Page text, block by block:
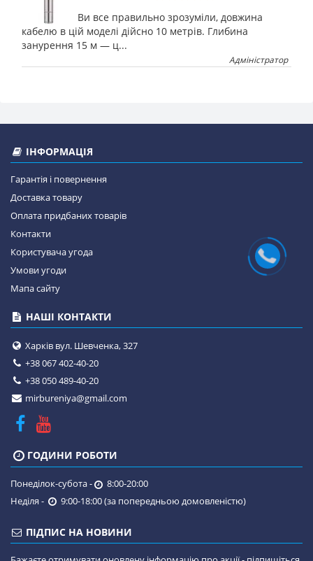
Ви все правильно зрозуміли, довжина
кабелю в цій моделі дійсно 10 метрів. Глибина
занурення 15 м — ц...
Адміністратор
ІНФОРМАЦІЯ
Гарантія і повернення
Доставка товару
Оплата придбаних товарів
Контакти
Користувача угода
Умови угоди
Мапа сайту
НАШІ КОНТАКТИ
Харків вул. Шевченка, 327
+38 067 402-40-20
+38 050 489-40-20
mirbureniya@gmail.com
ГОДИНИ РОБОТИ
Понеділок-субота -
8:00-20:00
Неділя -
9:00-18:00 (за попередньою домовленістю)
ПІДПИС НА НОВИНИ